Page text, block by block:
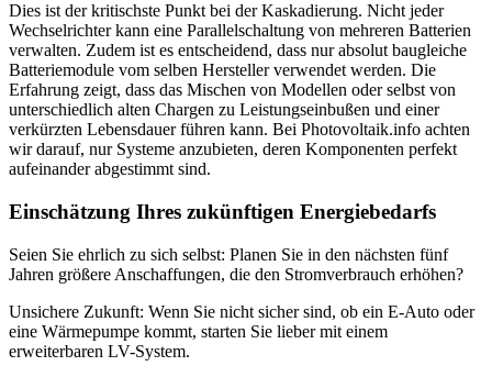
Dies ist der kritischste Punkt bei der Kaskadierung. Nicht jeder
Wechselrichter kann eine Parallelschaltung von mehreren Batterien
verwalten. Zudem ist es entscheidend, dass nur absolut baugleiche
Batteriemodule vom selben Hersteller verwendet werden. Die
Erfahrung zeigt, dass das Mischen von Modellen oder selbst von
unterschiedlich alten Chargen zu Leistungseinbußen und einer
verkürzten Lebensdauer führen kann. Bei Photovoltaik.info achten
wir darauf, nur Systeme anzubieten, deren Komponenten perfekt
aufeinander abgestimmt sind.
Einschätzung Ihres zukünftigen Energiebedarfs
Seien Sie ehrlich zu sich selbst: Planen Sie in den nächsten fünf
Jahren größere Anschaffungen, die den Stromverbrauch erhöhen?
Unsichere Zukunft: Wenn Sie nicht sicher sind, ob ein E-Auto oder
eine Wärmepumpe kommt, starten Sie lieber mit einem
erweiterbaren LV-System.